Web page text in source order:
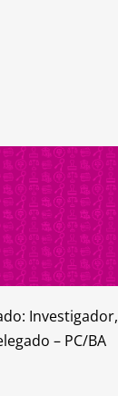
Investigador,
– PC/BA